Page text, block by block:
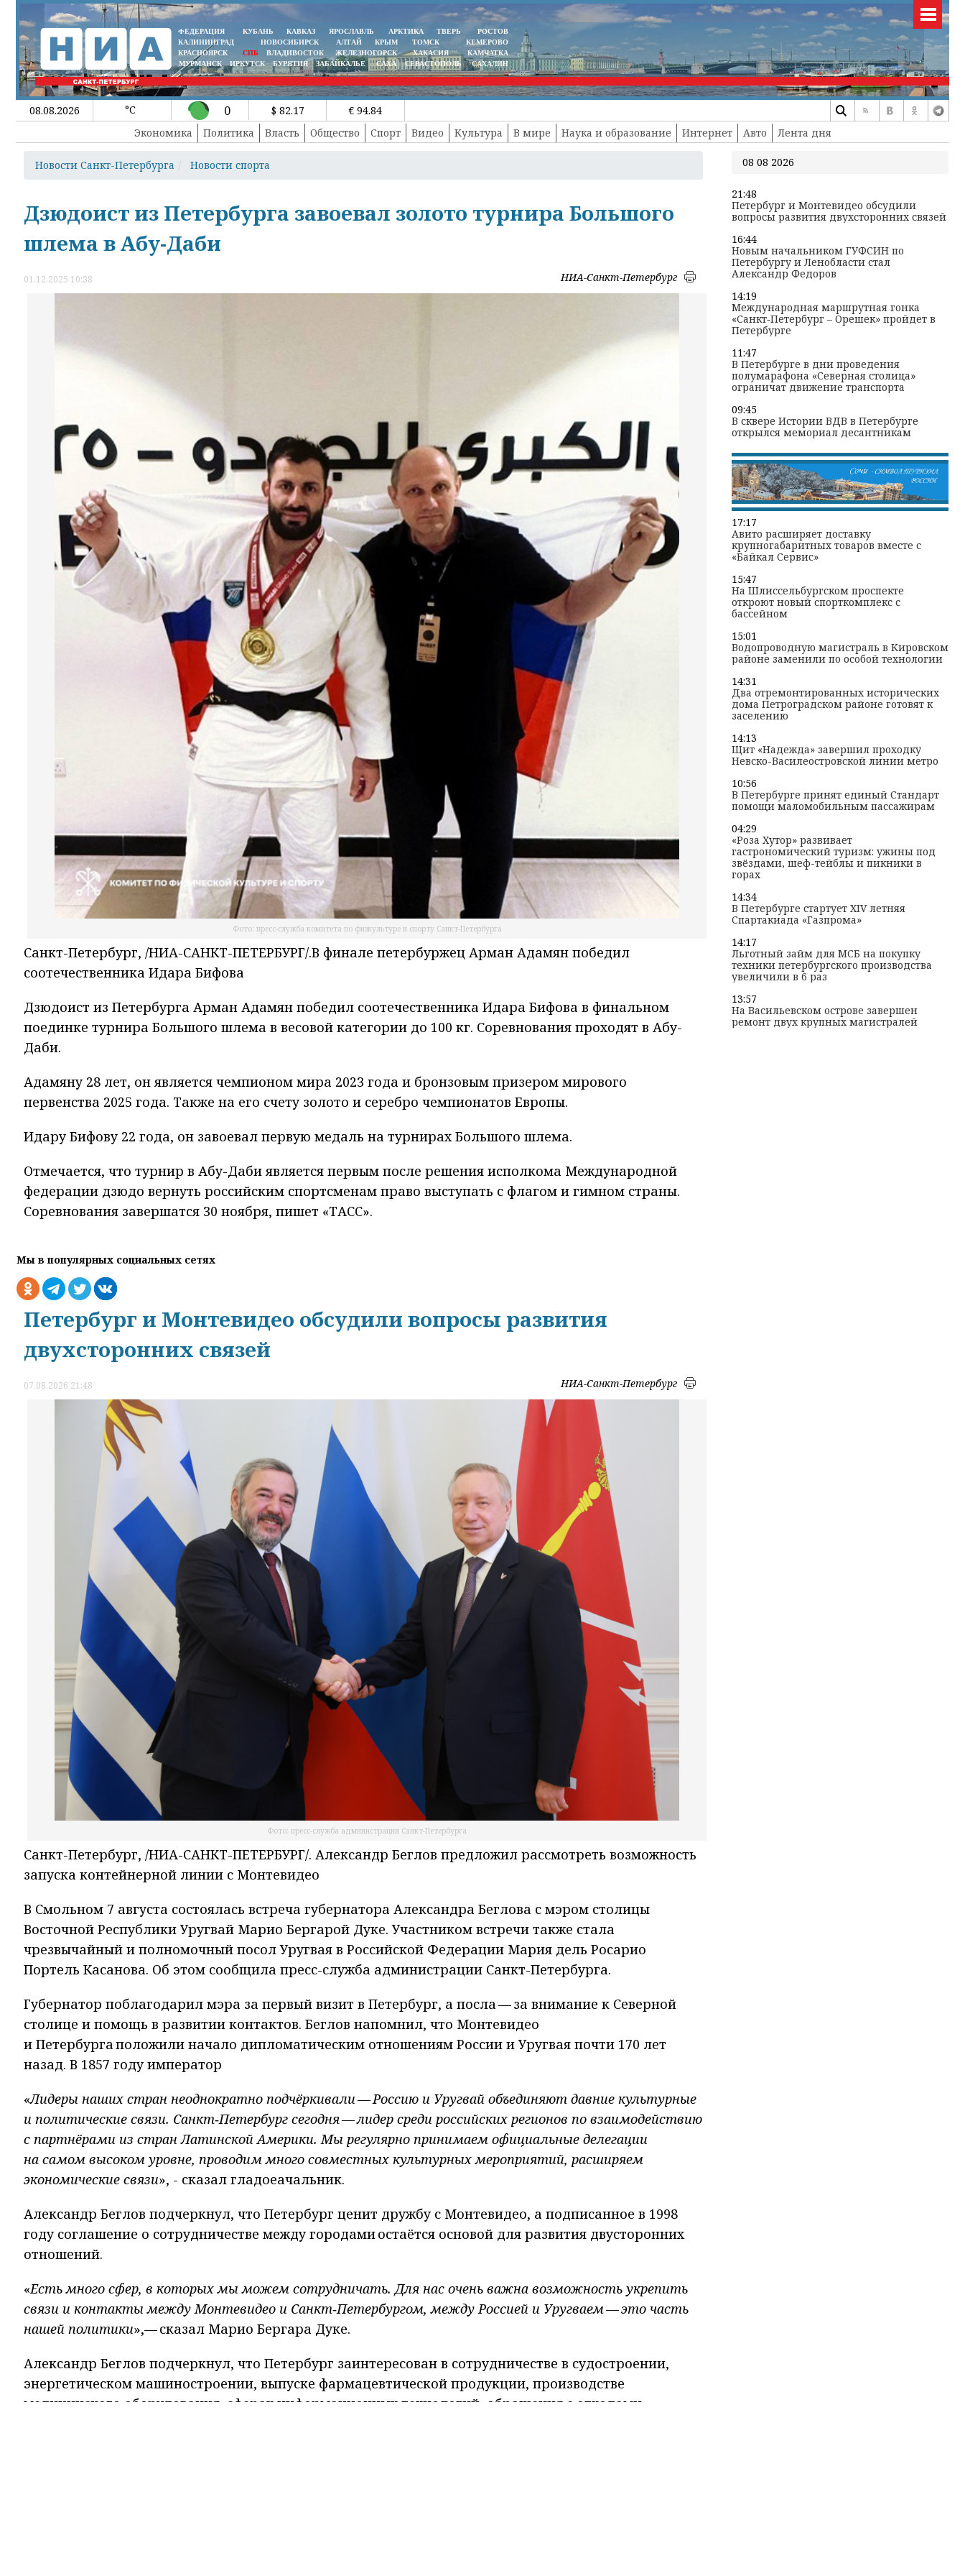
ФЕДЕРАЦИЯ КУБАНЬ КАВКАЗ ЯРОСЛАВЛЬ АРКТИКА ТВЕРЬ
РОСТОВ
КАЛИНИНГРАД
НОВОСИБИРСК АЛТАЙ КРЫМ ТОМСК
КЕМЕРОВО
КРАСНОЯРСК
СПБ ВЛАДИВОСТОК ЖЕЛЕЗНОГОРСК ХАКАСИЯ
КАМЧАТКА
МУРМАНСК
ИРКУТСК БУРЯТИЯ ЗАБАЙКАЛЬЕ САХА СЕВАСТОПОЛЬ САХАЛИН
08.08.2026 °C 0 $ 82.17
€ 94.84
Экономика
Политика Власть Общество Спорт Видео Культура В мире Наука и образование Интернет Авто Лента дня
Новости Санкт-Петербурга Новости спорта
Дзюдоист из Петербурга завоевал золото турнира Большого
шлема в Абу-Даби
01.12.2025 10:38 НИА-Санкт-Петербург
Фото: пресс-служба комитета по физкультуре и спорту Санкт-Петербурга
Санкт-Петербург, /НИА-САНКТ-ПЕТЕРБУРГ/.В финале петербуржец Арман Адамян победил
соотечественника Идара Бифова
Дзюдоист из Петербурга Арман Адамян победил соотечественника Идара Бифова в финальном
поединке турнира Большого шлема в весовой категории до 100 кг. Соревнования проходят в Абу-
Даби.
Адамяну 28 лет, он является чемпионом мира 2023 года и бронзовым призером мирового
первенства 2025 года. Также на его счету золото и серебро чемпионатов Европы.
Идару Бифову 22 года, он завоевал первую медаль на турнирах Большого шлема.
Отмечается, что турнир в Абу-Даби является первым после решения исполкома Международной
федерации дзюдо вернуть российским спортсменам право выступать с флагом и гимном страны.
Соревнования завершатся 30 ноября, пишет «ТАСС».
Мы в популярных социальных сетях
Петербург и Монтевидео обсудили вопросы развития
двухсторонних связей
07.08.2026 21:48 НИА-Санкт-Петербург
Фото: пресс-служба администрации Санкт-Петербурга
Санкт-Петербург, /НИА-САНКТ-ПЕТЕРБУРГ/. Александр Беглов предложил рассмотреть возможность
запуска контейнерной линии с Монтевидео
В Смольном 7 августа состоялась встреча губернатора Александра Беглова с мэром столицы
Восточной Республики Уругвай Марио Бергарой Дуке. Участником встречи также стала
чрезвычайный и полномочный посол Уругвая в Российской Федерации Мария дель Росарио
Портель Касанова. Об этом сообщила пресс-служба администрации Санкт-Петербурга.
Губернатор поблагодарил мэра за первый визит в Петербург, а посла — за внимание к Северной
столице и помощь в развитии контактов. Беглов напомнил, что Монтевидео
и Петербурга положили начало дипломатическим отношениям России и Уругвая почти 170 лет
назад. В 1857 году император
«Лидеры наших стран неоднократно подчёркивали — Россию и Уругвай объединяют давние культурные
и политические связи. Санкт‑Петербург сегодня — лидер среди российских регионов по взаимодействию
с партнёрами из стран Латинской Америки. Мы регулярно принимаем официальные делегации
на самом высоком уровне, проводим много совместных культурных мероприятий, расширяем
экономические связи», - сказал гладоеачальник.
Александр Беглов подчеркнул, что Петербург ценит дружбу с Монтевидео, а подписанное в 1998
году соглашение о сотрудничестве между городами остаётся основой для развития двусторонних
отношений.
«Есть много сфер, в которых мы можем сотрудничать. Для нас очень важна возможность укрепить
связи и контакты между Монтевидео и Санкт‑Петербургом, между Россией и Уругваем — это часть
нашей политики»,— сказал Марио Бергара Дуке.
Александр Беглов подчеркнул, что Петербург заинтересован в сотрудничестве в судостроении,
энергетическом машиностроении, выпуске фармацевтической продукции, производстве
медицинского оборудования, сферах информационных технологий, обращения с отходами
08 08 2026
21:48
Петербург и Монтевидео обсудили
вопросы развития двухсторонних связей
16:44
Новым начальником ГУФСИН по
Петербургу и Ленобласти стал
Александр Федоров
14:19
Международная маршрутная гонка
«Санкт‑Петербург – Орешек» пройдет в
Петербурге
11:47
В Петербурге в дни проведения
полумарафона «Северная столица»
ограничат движение транспорта
09:45
В сквере Истории ВДВ в Петербурге
открылся мемориал десантникам
17:17
Авито расширяет доставку
крупногабаритных товаров вместе с
«Байкал Сервис»
15:47
На Шлиссельбургском проспекте
откроют новый спорткомплекс с
бассейном
15:01
Водопроводную магистраль в Кировском
районе заменили по особой технологии
14:31
Два отремонтированных исторических
дома Петроградском районе готовят к
заселению
14:13
Щит «Надежда» завершил проходку
Невско-Василеостровской линии метро
10:56
В Петербурге принят единый Стандарт
помощи маломобильным пассажирам
04:29
«Роза Хутор» развивает
гастрономический туризм: ужины под
звёздами, шеф-тейблы и пикники в
горах
14:34
В Петербурге стартует XIV летняя
Спартакиада «Газпрома»
14:17
Льготный займ для МСБ на покупку
техники петербургского производства
увеличили в 6 раз
13:57
На Васильевском острове завершен
ремонт двух крупных магистралей